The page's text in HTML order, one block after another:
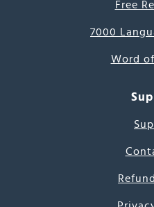
Free
7000
Word